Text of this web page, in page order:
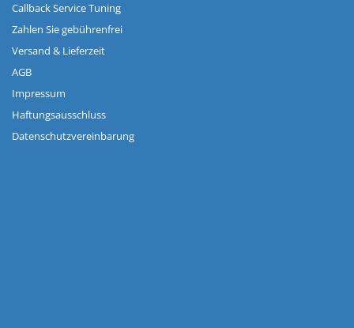
Callback Service Tuning
Zahlen Sie gebührenfrei
Versand & Lieferzeit
AGB
Impressum
Haftungsausschluss
Datenschutzvereinbarung